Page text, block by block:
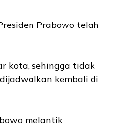
Prabowo telah
kota, sehingga tidak
kembali di
melantik